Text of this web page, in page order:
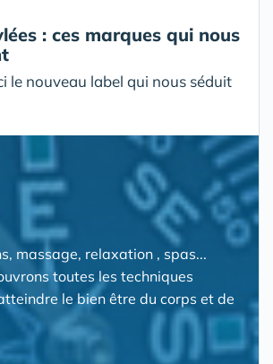
: ces marques qui nous
le nouveau label qui nous séduit
massage, relaxation , spas...
toutes les techniques
le bien être du corps et de